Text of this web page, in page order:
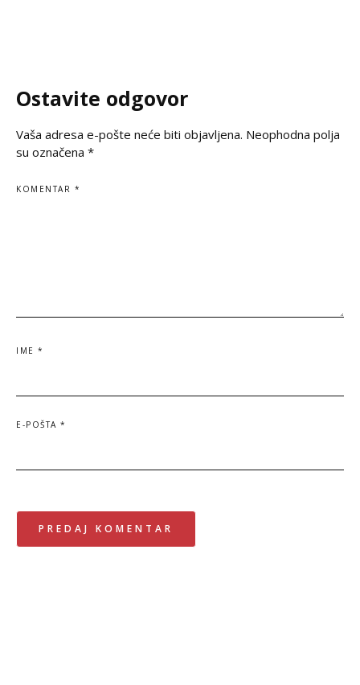
vršnjačko i partnerovo nasilje i
Ostavite odgovor
Vaša adresa e-pošte neće biti objavljena. Neophodna polja
su označena *
KOMENTAR *
IME *
E-POŠTA *